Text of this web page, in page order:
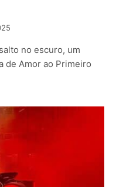
no escuro, um
de Amor ao Primeiro